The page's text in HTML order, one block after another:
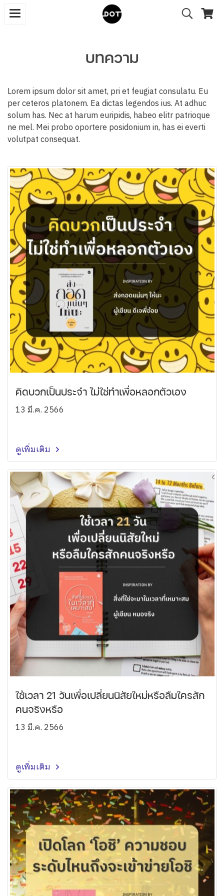
บทความ
Lorem ipsum dolor sit amet, pri et feugiat consulatu. Eu
per ceteros platonem. Ea dictas legendos ius. At adhuc
solum has. Nec at harum euripidis, habeo elitr patrioque
ne mel. Mei probo oportere posidonium in, has ei everti
volutpat consequat.
คิดบวกเป็นประจำ ไม่ใช่ทำเพื่อหลอกตัวเอง
13 มี.ค. 2566
ดูเพิ่มเติม
ใช้เวลา 21 วันเพื่อเปลี่ยนนิสัยใหม่หรือลืมใครสัก
คนจริงหรือ
13 มี.ค. 2566
ดูเพิ่มเติม